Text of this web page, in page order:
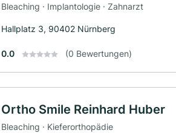
Bleaching · Implantologie · Zahnarzt
Hallplatz 3, 90402 Nürnberg
0.0 (0 Bewertungen)
Ortho Smile Reinhard Huber
Bleaching · Kieferorthopädie